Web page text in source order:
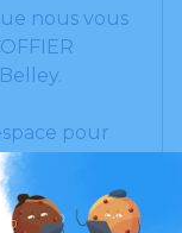
nous vous
pour
des photos
vos
des textes.